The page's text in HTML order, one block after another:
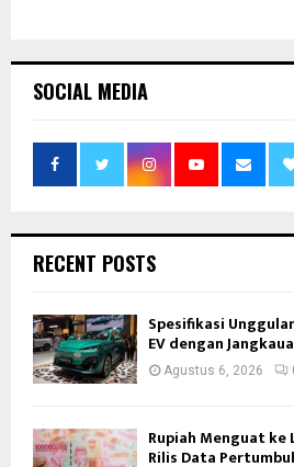
SOCIAL MEDIA
RECENT POSTS
Spesifikasi
EV dengan
Agustus 6, 2026
Rupiah Menguat ke
Rilis Data